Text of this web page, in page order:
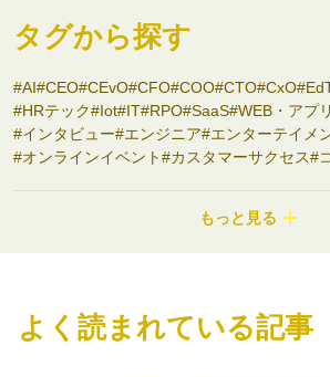
タグから探す
AI CEO CEvO CFO COO CTO CxO
HRテック
Iot IT RPO SaaS WEB・アプリ
インタビュー
エンジニア
エンターテイメ
オンラインイベント
カスタマーサクセス
バイオ フード
地域を盛り上げる 地方スタートアップ 地
大学発スタートアップ
女性限定 宇宙 導入
もっと見る
よく読まれている記事